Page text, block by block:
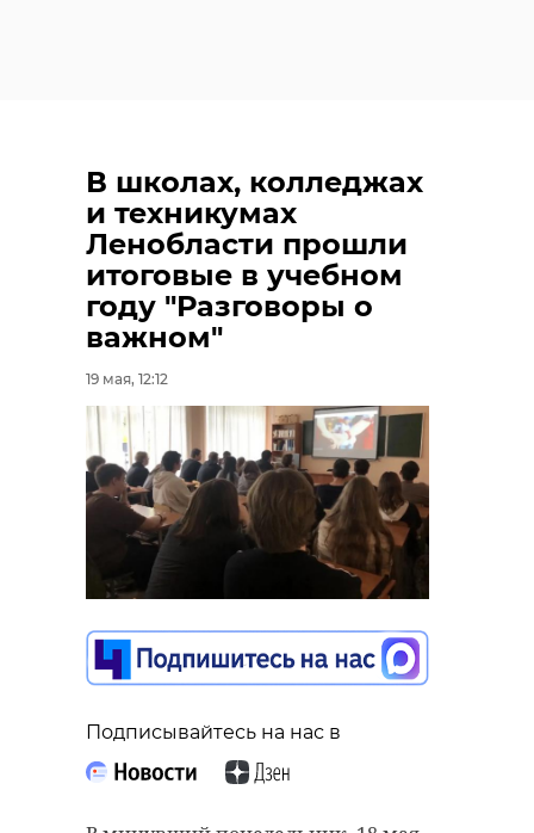
В школах, колледжах
и техникумах
Ленобласти прошли
итоговые в учебном
году "Разговоры о
важном"
19 мая, 12:12
Подписывайтесь на нас в